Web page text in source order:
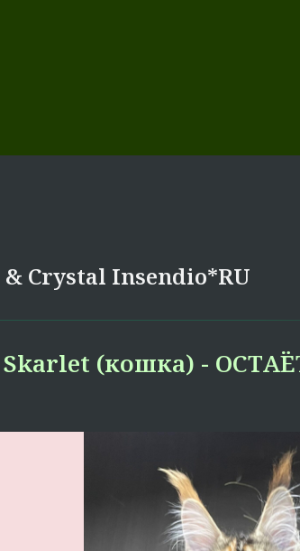
& Crystal Insendio*RU
Skarlet (кошка) -